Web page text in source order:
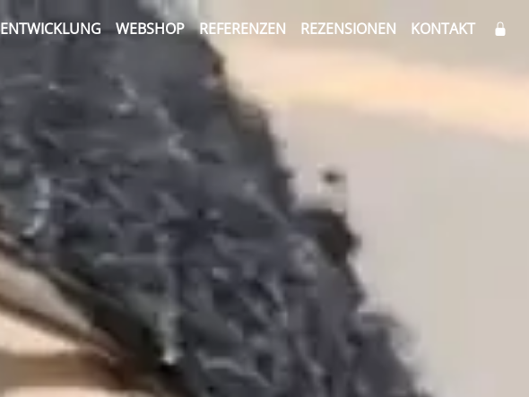
WEBSHOP REFERENZEN REZENSIONEN KONTAKT